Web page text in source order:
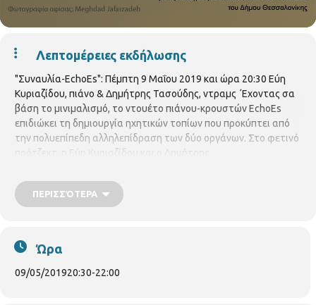
Λεπτομέρειες εκδήλωσης
"Συναυλία-ΕchoEs": Πέμπτη 9 Μαΐου 2019 και ώρα 20:30 Εύη
Κυριαζίδου, πιάνο & Δημήτρης Τασούδης, ντραμς ΄Εχοντας σα
βάση το μινιμαλισμό, το ντουέτο πιάνου-κρουστών ΕchoEs
επιδιώκει τη δημιουργία ηχητικών τοπίων που προκύπτει από
την πολυεπίπεδη αλληλεπίδραση των δύο οργάνων. Στο φετινό
πρότζεκτ, η Εύη Κυριαζίδου και ο Δημήτρης
ελληνική παράδοση και το φολκλόρ της ανατολής μέσα από
δικές τους συνθέσεις και κομμάτια των Αziza Mustafa
τροφίμων μακράς διάρκειας, ειδών καθαριότητας και
προσωπικής φορντίδας, για την ενίσχυση του Κοινωνικού
Παντοπωλείου του ΔΘ.
ΠΕΡΙΣΣΌΤΕΡΑ
Ώρα
09/05/201920:30-22:00